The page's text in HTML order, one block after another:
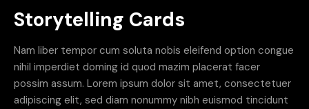
Storytelling Cards
Nam liber tempor cum soluta nobis eleifend option congue
nihil imperdiet doming id quod mazim placerat facer
possim assum. Lorem ipsum dolor sit amet, consectetuer
adipiscing elit, sed diam nonummy nibh euismod tincidunt